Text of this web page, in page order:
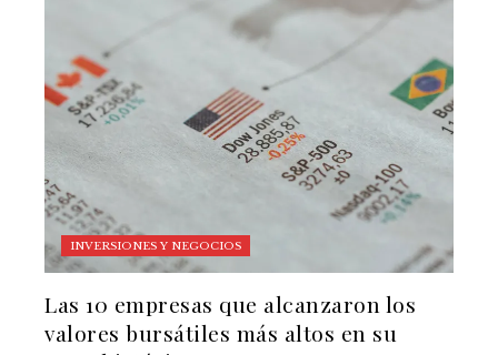
INVERSIONES Y NEGOCIOS
Las 10 empresas que alcanzaron los
valores bursátiles más altos en su